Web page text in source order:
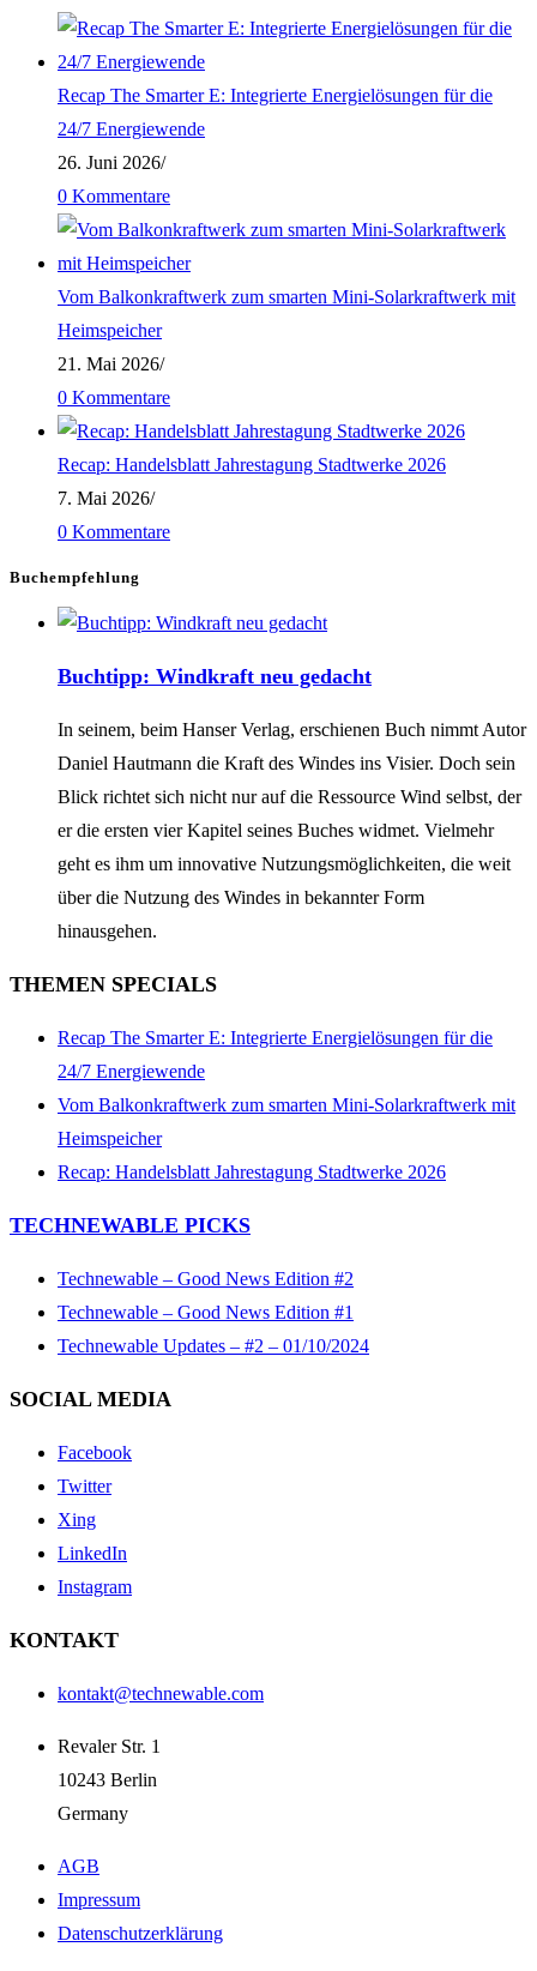
Recap The Smarter E: Integrierte Energielösungen für die
24/7 Energiewende
26. Juni 2026/
0 Kommentare
Vom Balkonkraftwerk zum smarten Mini-Solarkraftwerk mit
Heimspeicher
21. Mai 2026/
0 Kommentare
Recap: Handelsblatt Jahrestagung Stadtwerke 2026
7. Mai 2026/
0 Kommentare
Buchempfehlung
Buchtipp: Windkraft neu gedacht
In seinem, beim Hanser Verlag, erschienen Buch nimmt Autor
Daniel Hautmann die Kraft des Windes ins Visier. Doch sein
Blick richtet sich nicht nur auf die Ressource Wind selbst, der
er die ersten vier Kapitel seines Buches widmet. Vielmehr
geht es ihm um innovative Nutzungsmöglichkeiten, die weit
über die Nutzung des Windes in bekannter Form
hinausgehen.
THEMEN SPECIALS
Recap The Smarter E: Integrierte Energielösungen für die
24/7 Energiewende
Vom Balkonkraftwerk zum smarten Mini-Solarkraftwerk mit
Heimspeicher
Recap: Handelsblatt Jahrestagung Stadtwerke 2026
TECHNEWABLE PICKS
Technewable – Good News Edition #2
Technewable – Good News Edition #1
Technewable Updates – #2 – 01/10/2024
SOCIAL MEDIA
Facebook
Twitter
Xing
LinkedIn
Instagram
KONTAKT
kontakt@technewable.com
Revaler Str. 1
10243 Berlin
Germany
AGB
Impressum
Datenschutzerklärung